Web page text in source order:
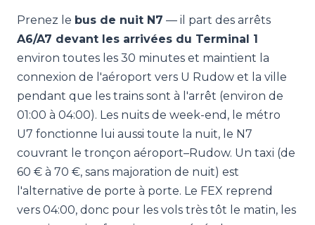
Prenez le bus de nuit N7 — il part des arrêts
A6/A7 devant les arrivées du Terminal 1
environ toutes les 30 minutes et maintient la
connexion de l'aéroport vers U Rudow et la ville
pendant que les trains sont à l'arrêt (environ de
01:00 à 04:00). Les nuits de week-end, le métro
U7 fonctionne lui aussi toute la nuit, le N7
couvrant le tronçon aéroport–Rudow. Un taxi (de
60 € à 70 €, sans majoration de nuit) est
l'alternative de porte à porte. Le FEX reprend
vers 04:00, donc pour les vols très tôt le matin, les